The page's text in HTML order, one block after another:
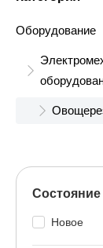
Оборудование
Состояние
Новое